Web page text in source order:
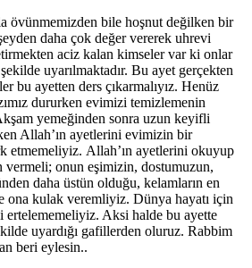
övünmemizden bile hoşnut değilken bir
daha çok değer vererek uhrevi
aciz kalan kimseler var ki onlar
uyarılmaktadır. Bu ayet gerçekten
bu ayetten ders çıkarmalıyız. Henüz
dururken evimizi temizlemenin
yemeğinden sonra uzun keyifli
Allah’ın ayetlerini evimizin bir
etmemeliyiz. Allah’ın ayetlerini okuyup
vermeli; onun eşimizin, dostumuzun,
daha üstün olduğu, kelamların en
kulak veremliyiz. Dünya hayatı için
ertelememeliyiz. Aksi halde bu ayette
uyardığı gafillerden oluruz. Rabbim
beri eylesin..